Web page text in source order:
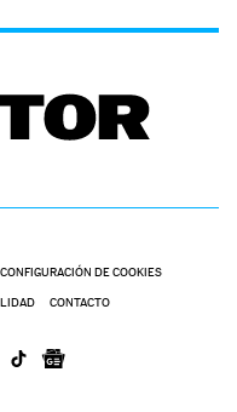
CONFIGURACIÓN DE COOKIES
CONTACTO